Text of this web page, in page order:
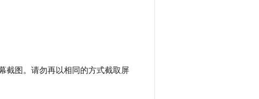
截图。请勿再以相同的方式截取屏